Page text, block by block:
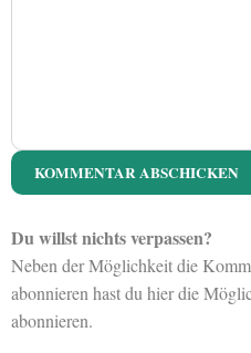
Du willst nichts verpassen?
Neben der Möglichkeit die
abonnieren hast du hier die
abonnieren.